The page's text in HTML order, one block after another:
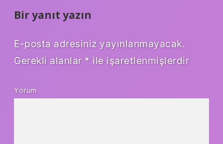
Bir yanıt yazın
E-posta adresiniz yayınlanmayacak.
Gerekli alanlar * ile işaretlenmişlerdir
Yorum